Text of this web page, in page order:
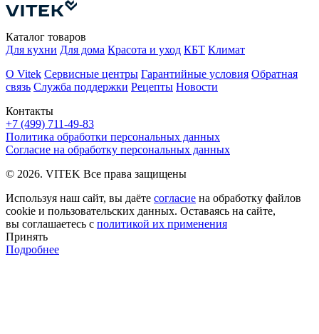
Контакты
+7 (499) 711-49-83
Каталог товаров
Для кухни Для дома Красота и уход КБТ Климат
О Vitek Сервисные центры Гарантийные условия Обратная
связь Служба поддержки Рецепты Новости
Политика обработки персональных данных
Согласие на обработку персональных данных
© 2026. VITEK Все права защищены
Используя наш сайт, вы даёте согласие на обработку файлов
cookie и пользовательских данных. Оставаясь на сайте,
вы соглашаетесь с политикой их применения
Принять
Подробнее